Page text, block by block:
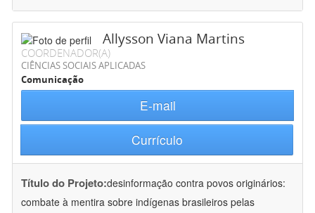
Allysson Viana Martins
COORDENADOR(A)
CIÊNCIAS SOCIAIS APLICADAS
Comunicação
E-mail
Currículo
Título do Projeto:desinformação contra povos originários:
combate à mentira sobre indígenas brasileiros pelas